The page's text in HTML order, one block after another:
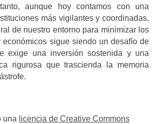
aunque hoy contamos con una
más vigilantes y coordinadas,
de nuestro entorno para minimizar los
económicos sigue siendo un desafío de
exige una inversión sostenida y una
rigurosa que trascienda la memoria
una licencia de Creative Commons